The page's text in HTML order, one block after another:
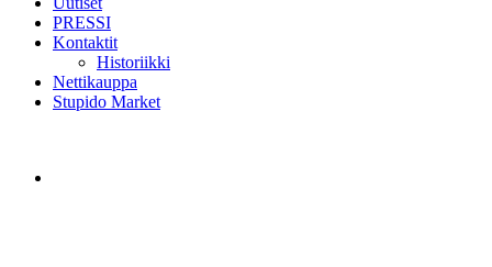
PRESSI
Kontaktit
Historiikki
Nettikauppa
Stupido Market